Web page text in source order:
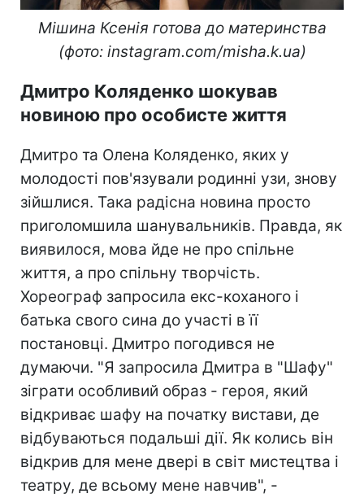
Мішина Ксенія готова до материнства
(фото: instagram.com/misha.k.ua)
Дмитро Коляденко шокував
новиною про особисте життя
Дмитро та Олена Коляденко, яких у
молодості пов'язували родинні узи, знову
зійшлися. Така радісна новина просто
приголомшила шанувальників. Правда, як
виявилося, мова йде не про спільне
життя, а про спільну творчість.
Хореограф запросила екс-коханого і
батька свого сина до участі в її
постановці. Дмитро погодився не
думаючи. "Я запросила Дмитра в "Шафу"
зіграти особливий образ - героя, який
відкриває шафу на початку вистави, де
відбуваються подальші дії. Як колись він
відкрив для мене двері в світ мистецтва і
театру, де всьому мене навчив", -